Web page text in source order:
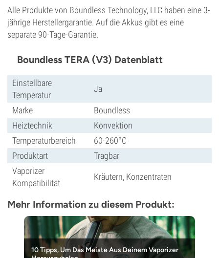
Alle Produkte von Boundless Technology, LLC haben eine 3-
jährige Herstellergarantie. Auf die Akkus gibt es eine
separate 90-Tage-Garantie.
Boundless TERA (V3) Datenblatt
Einstellbare
Temperatur
Ja
Marke
Boundless
Heiztechnik
Konvektion
Temperaturbereich
60-260°C
Produktart
Tragbar
Vaporizer
Kompatibilität
Kräutern, Konzentraten
Mehr Information zu diesem Produkt:
10 Tipps, Um Das Meiste Aus Deinem Vaporizer